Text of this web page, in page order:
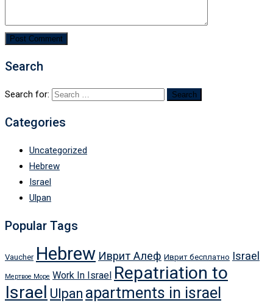
Search
Search for:
Categories
Uncategorized
Hebrew
Israel
Ulpan
Popular Tags
Vaucher Hebrew Иврит Алеф Иврит бесплатно Israel
Мертвое Море Work In Israel Repatriation to
Israel Ulpan apartments in israel